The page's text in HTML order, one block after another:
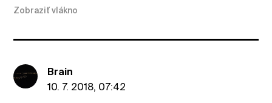
Zobraziť vlákno
Brain
10. 7. 2018, 07:42